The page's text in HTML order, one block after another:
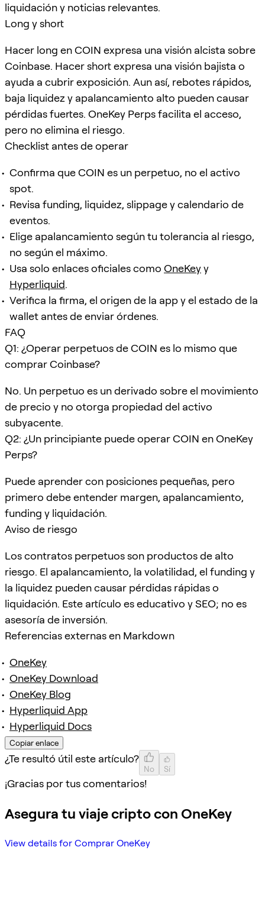
liquidación y noticias relevantes.
Long y short
Hacer long en COIN expresa una visión alcista sobre
Coinbase. Hacer short expresa una visión bajista o
ayuda a cubrir exposición. Aun así, rebotes rápidos,
baja liquidez y apalancamiento alto pueden causar
pérdidas fuertes. OneKey Perps facilita el acceso,
pero no elimina el riesgo.
Checklist antes de operar
Confirma que COIN es un perpetuo, no el activo
spot.
Revisa funding, liquidez, slippage y calendario de
eventos.
Elige apalancamiento según tu tolerancia al riesgo,
no según el máximo.
Usa solo enlaces oficiales como OneKeyy
Hyperliquid.
Verifica la firma, el origen de la app y el estado de la
wallet antes de enviar órdenes.
FAQ
Q1: ¿Operar perpetuos de COIN es lo mismo que
comprar Coinbase?
No. Un perpetuo es un derivado sobre el movimiento
de precio y no otorga propiedad del activo
subyacente.
Q2: ¿Un principiante puede operar COIN en OneKey
Perps?
Puede aprender con posiciones pequeñas, pero
primero debe entender margen, apalancamiento,
funding y liquidación.
Aviso de riesgo
Los contratos perpetuos son productos de alto
riesgo. El apalancamiento, la volatilidad, el funding y
la liquidez pueden causar pérdidas rápidas o
liquidación. Este artículo es educativo y SEO; no es
asesoría de inversión.
Referencias externas en Markdown
OneKey
OneKey Download
OneKey Blog
Hyperliquid App
Hyperliquid Docs
Copiar enlace
¿Te resultó útil este artículo?
No Sí
¡Gracias por tus comentarios!
Asegura tu viaje cripto con OneKey
View details for Comprar OneKey